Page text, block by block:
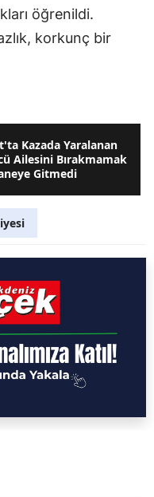
öğrenildi.
korkunç bir
Kazada Yaralanan
Ailesini Bırakmamak
Gitmedi